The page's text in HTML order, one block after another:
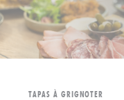
TAPAS À GRIGNOTER